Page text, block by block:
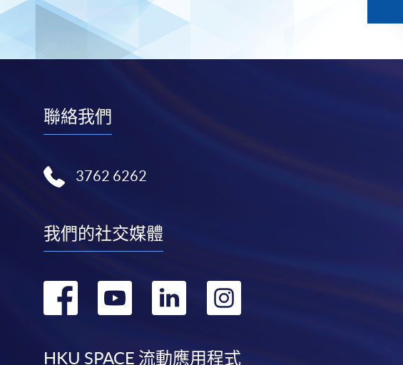
聯絡我們
3762 6262
我們的社交媒體
轉 轉 轉 轉
HKU SPACE 流動應用程式